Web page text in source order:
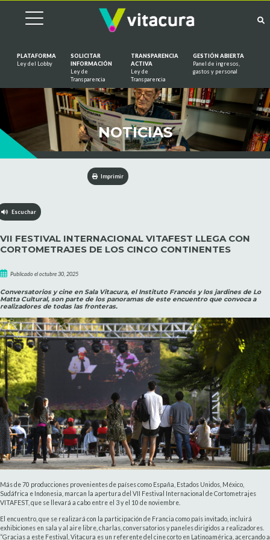
PLATAFORMA
Ley del Lobby
SOLICITAR
INFORMACIÓN
Ley de
Transparencia
TRANSPARENCIA
ACTIVA
Ley de
Transparencia
GESTIÓN ABIERTA
Panel de ingresos,
gastos y personal
NOTICIAS
Imprimir
Escuchar
VII FESTIVAL INTERNACIONAL VITAFEST LLEGA CON
CORTOMETRAJES DE LOS CINCO CONTINENTES
Publicado el octubre 30, 2025
Conversatorios y cine en Sala Vitacura, el Instituto Francés y los jardines de Lo
Matta Cultural, son parte de los panoramas de este encuentro que convoca a
realizadores de todas las fronteras.
Más de 70 producciones provenientes de países como España, Estados Unidos, México,
Sudáfrica e Indonesia, marcan la apertura del VII Festival Internacional de Cortometrajes
VITAFEST, que se llevará a cabo entre el 3 y el 10 de noviembre.
El encuentro, que se realizará con la participación de Francia como país invitado, incluirá
exhibiciones en sala y al aire libre, charlas, conversatorios y paneles dirigidos a realizadores.
“Gracias a este Festival, Vitacura es un referente del cine corto en Latinoamérica, acercando a